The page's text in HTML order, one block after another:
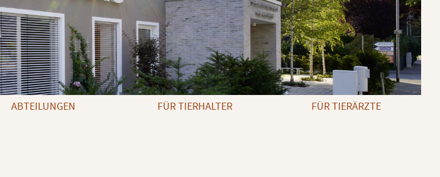
ABTEILUNGEN FÜR TIERHALTER FÜR TIERÄRZTE